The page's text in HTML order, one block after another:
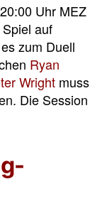
Uhr MEZ
auf
zum Duell
Ryan
Wright muss
Die Session